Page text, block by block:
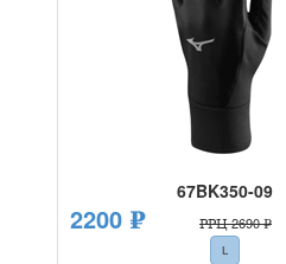
67BK350-09
2200 ₽ РРЦ 2690 ₽
L